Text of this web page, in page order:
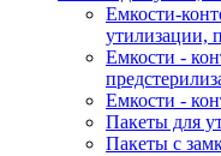
Емкости-
утилизации,
Емкости -
Емкости -
Пакеты для
Пакеты с